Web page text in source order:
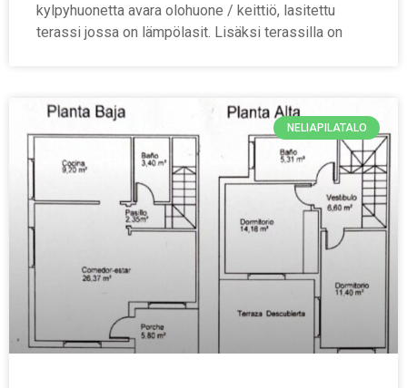
kylpyhuonetta avara olohuone / keittiö, lasitettu
terassi jossa on lämpölasit. Lisäksi terassilla on
NELIAPILATALO